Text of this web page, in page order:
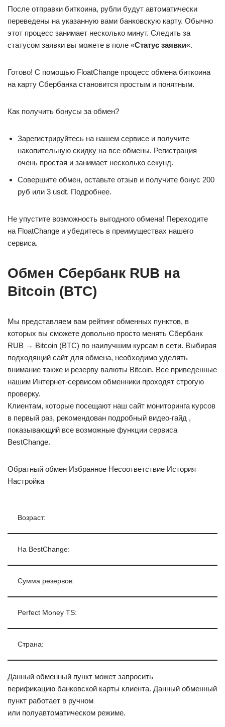
После отправки биткоина, рубли будут автоматически
переведены на указанную вами банковскую карту. Обычно
этот процесс занимает несколько минут. Следить за
статусом заявки вы можете в поле «Статус заявки«.
Готово! С помощью FloatChange процесс обмена биткоина
на карту Сбербанка становится простым и понятным.
Как получить бонусы за обмен?
Зарегистрируйтесь на нашем сервисе и получите
накопительную скидку на все обмены. Регистрация
очень простая и занимает несколько секунд.
Совершите обмен, оставьте отзыв и получите бонус 200
руб или 3 usdt. Подробнее.
Не упустите возможность выгодного обмена! Переходите
на FloatChange и убедитесь в преимуществах нашего
сервиса.
Обмен Сбербанк RUB на
Bitcoin (BTC)
Мы представляем вам рейтинг обменных пунктов, в
которых вы сможете довольно просто менять Сбербанк
RUB → Bitcoin (BTC) по наилучшим курсам в сети. Выбирая
подходящий сайт для обмена, необходимо уделять
внимание также и резерву валюты Bitcoin. Все приведенные
нашим Интернет-сервисом обменники проходят строгую
проверку.
Клиентам, которые посещают наш сайт мониторинга курсов
в первый раз, рекомендован подробный видео-гайд ,
показывающий все возможные функции сервиса
BestChange.
Обратный обмен Избранное Несоответствие История
Настройка
Возраст:
На BestChange:
Сумма резервов:
Perfect Money TS:
Страна:
Данный обменный пункт может запросить
верификацию банковской карты клиента. Данный обменный
пункт работает в ручном
или полуавтоматическом режиме.